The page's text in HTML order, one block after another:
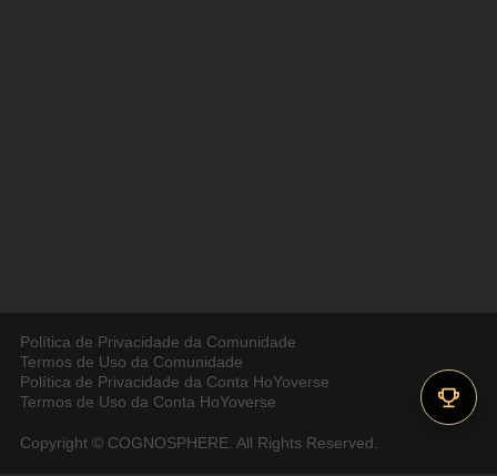
Política de Privacidade da Comunidade
Termos de Uso da Comunidade
Política de Privacidade da Conta HoYoverse
Termos de Uso da Conta HoYoverse
Copyright © COGNOSPHERE. All Rights Reserved.